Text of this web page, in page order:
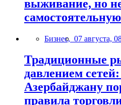
выживание, но
Бизнес, 07 августа,
Традиционные
давлением
Азербайджану
правила